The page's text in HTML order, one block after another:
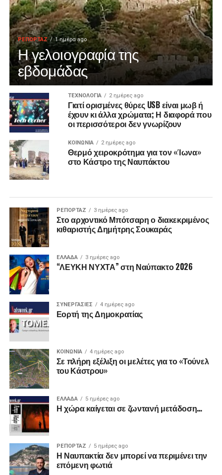
ΡΕΠΟΡΤΑΖ 1 ημέρα ago
Η γελοιογραφία της
εβδομάδας
ΤΕΧΝΟΛΟΓΙΑ 2 ημέρες ago
Γιατί ορισμένες θύρες USB είναι μωβ ή
έχουν κι άλλα χρώματα; Η διαφορά που
οι περισσότεροι δεν γνωρίζουν
ΚΟΙΝΩΝΙΑ 2 ημέρες ago
Θερμό χειροκρότημα για τον «Ίωνα»
στο Κάστρο της Ναυπάκτου
ΡΕΠΟΡΤΑΖ 3 ημέρες ago
Στο αρχοντικό Μπότσαρη ο διακεκριμένος
κιθαριστής Δημήτρης Σουκαράς
ΕΛΛΑΔΑ 3 ημέρες ago
“ΛΕΥΚΗ ΝΥΧΤΑ” στη Ναύπακτο 2026
ΣΥΝΕΡΓΑΣΙΕΣ 4 ημέρες ago
Εορτή της Δημοκρατίας
ΚΟΙΝΩΝΙΑ 4 ημέρες ago
Σε πλήρη εξέλιξη οι μελέτες για το «Τούνελ
του Κάστρου»
ΕΛΛΑΔΑ 5 ημέρες ago
Η χώρα καίγεται σε ζωντανή μετάδοση…
ΡΕΠΟΡΤΑΖ 5 ημέρες ago
Η Ναυπακτία δεν μπορεί να περιμένει την
επόμενη φωτιά